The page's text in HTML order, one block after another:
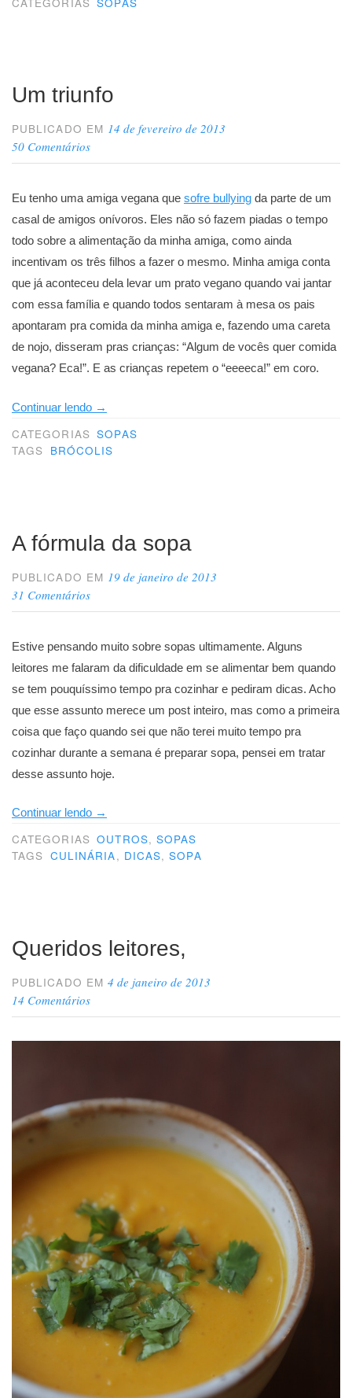
Um triunfo
PUBLICADO EM 14 de fevereiro de 2013
50 Comentários
Eu tenho uma amiga vegana que sofre bullying da parte de um
casal de amigos onívoros. Eles não só fazem piadas o tempo
todo sobre a alimentação da minha amiga, como ainda
incentivam os três filhos a fazer o mesmo. Minha amiga conta
que já aconteceu dela levar um prato vegano quando vai jantar
com essa família e quando todos sentaram à mesa os pais
apontaram pra comida da minha amiga e, fazendo uma careta
de nojo, disseram pras crianças: “Algum de vocês quer comida
vegana? Eca!”. E as crianças repetem o “eeeeca!” em coro.
Continuar lendo “Um
triunfo”
→
CATEGORIAS SOPAS
TAGS BRÓCOLIS
A fórmula da sopa
PUBLICADO EM 19 de janeiro de 2013
31 Comentários
Estive pensando muito sobre sopas ultimamente. Alguns
leitores me falaram da dificuldade em se alimentar bem quando
se tem pouquíssimo tempo pra cozinhar e pediram dicas. Acho
que esse assunto merece um post inteiro, mas como a primeira
coisa que faço quando sei que não terei muito tempo pra
cozinhar durante a semana é preparar sopa, pensei em tratar
desse assunto hoje.
Continuar lendo “A
fórmula
da
→
CATEGORIAS OUTROS, SOPAS
TAGS CULINÁRIA, DICAS,SOPA
Queridos leitores,
PUBLICADO EM4 de janeiro de 2013
14 Comentários